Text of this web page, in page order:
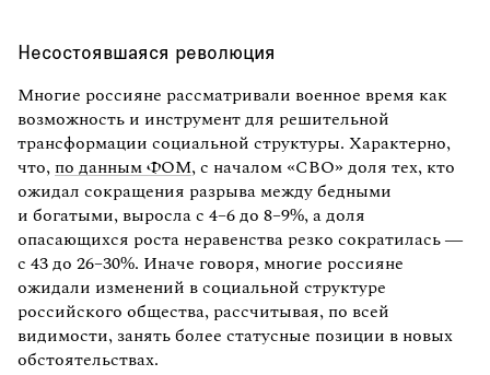
Несостоявшаяся революция
Многие россияне рассматривали военное время как
возможность и инструмент для решительной
трансформации социальной структуры. Характерно,
что, по данным ФОМ, с началом «СВО» доля тех, кто
ожидал сокращения разрыва между бедными
и богатыми, выросла с 4–6 до 8–9%, а доля
опасающихся роста неравенства резко сократилась —
с 43 до 26–30%. Иначе говоря, многие россияне
ожидали изменений в социальной структуре
российского общества, рассчитывая, по всей
видимости, занять более статусные позиции в новых
обстоятельствах.